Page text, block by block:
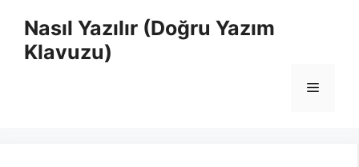
Nasıl Yazılır (Doğru Yazım
Klavuzu)
Menü